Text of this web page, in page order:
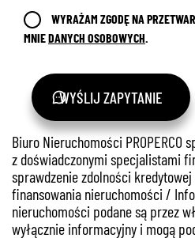
WYRAŻAM ZGODĘ NA
MNIEDANYCH OSOBOWYCH
WYŚLIJ ZAPYTANIE
Biuro Nieruchomości PROPERCO
z doświadczonymi specjalistami
sprawdzenie zdolności
finansowania nieruchomości /
nieruchomości podane są przez
wyłącznie informacyjny i mogą